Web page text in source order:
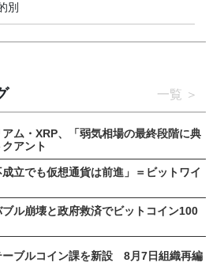
別
一覧
ム・XRP、「弱気相場の最終段階に典
アント
成立でも仮想通貨は前進」＝ビットワイ
ル崩壊と政府救済でビットコイン100
ーブルコイン課を新設 8月7日組織再編